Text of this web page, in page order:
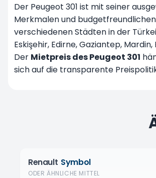
Der Peugeot 301 ist mit seiner
Merkmalen und
verschiedenen Städten in der
Eskişehir, Edirne, Gaziantep,
Der Mietpreis des Peugeot 301
sich auf die transparente
Renault Symbol
ODER ÄHNLICHE MITTEL